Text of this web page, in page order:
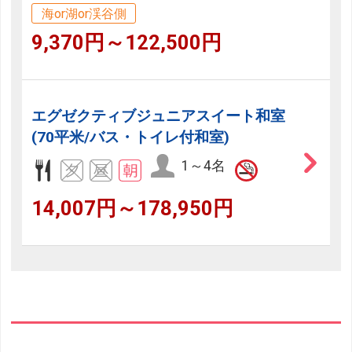
海or湖or渓谷側
9,370円～122,500円
エグゼクティブジュニアスイート和室
(70平米/バス・トイレ付和室)
1～4名
14,007円～178,950円